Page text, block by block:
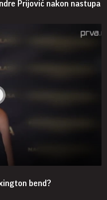
Prijović nakon nastupa
bend?